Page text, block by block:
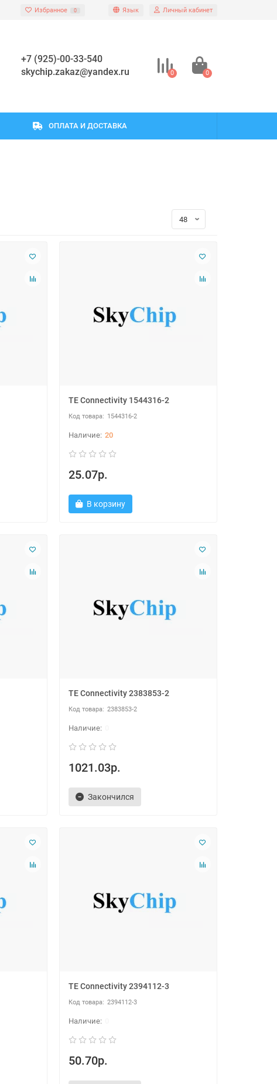
Избранное 0 Язык Личный кабинет
+7 (925)-00-33-540
skychip.zakaz@yandex.ru
0 0
ОПЛАТА И ДОСТАВКА
TE Connectivity 1544316-2
1544316-2
20
25.07р.
В корзину
TE Connectivity 2383853-2
2383853-2
1021.03р.
Закончился
TE Connectivity 2394112-3
2394112-3
50.70р.